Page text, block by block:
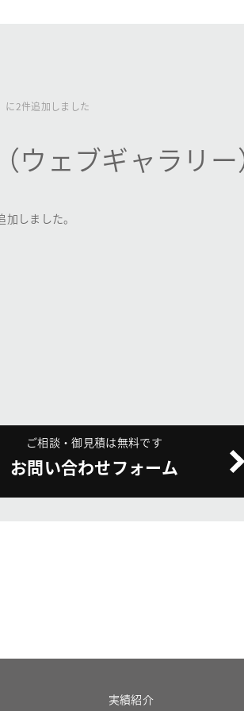
に2件追加しました
ウェブギャラリ
しました。
ご相談・御見積は無料です
お問い合わせフォーム
実績紹介